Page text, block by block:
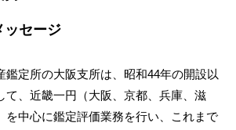
磯城郡、大和郡山市、奈良市
田辺市、和歌山市
伊賀市、伊勢市、桑名市、四日市市、松阪市
ッセージ
鑑定所の大阪支所は、昭和44年の開設以
て、近畿一円（大阪、京都、兵庫、滋
を中心に鑑定評価業務を行い、これまで